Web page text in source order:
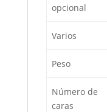
opcional
Varios
Peso
Número de
caras